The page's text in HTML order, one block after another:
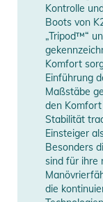
erhöhen, deine
umschließen und
Das Ganze
Gummilaufsohle
Gelände
eigens
Stoßdämpfung
dämpfen.
Eigenschaften:
Kontrolle
Boots von
„Tripod™“
Komfort
Einführung
Maßstäbe
den
Stabilität
Einsteiger
Besonders
sind für ihre
die